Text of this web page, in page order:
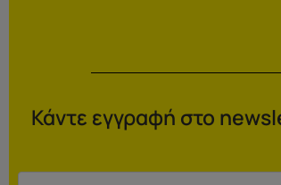
Κάντε εγγραφή στο